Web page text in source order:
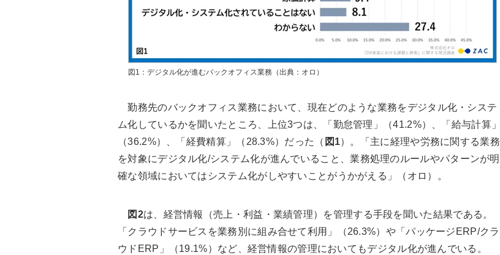
図1：デジタル化が進むバックオフィス業務（出典：オロ）
勤務先のバックオフィス業務において、現在どのような業務をデジタル化・システ
ム化しているかを聞いたところ、上位3つは、「勤怠管理」（41.2%）、「給与計算」
（36.2%）、「経費精算」（28.3%）だった（ 図1）。「主に経理や労務に関する業務
を対象にデジタル化/システム化が進んでいること、業務処理のルールやパターンが明
確な領域においてはシステム化がしやすいことがうかがえる」（オロ）。
図2は、経営情報（売上・利益・業績管理）を管理する手段を聞いた結果である。
「クラウドサービスを業務別に組み合せて利用」（26.3%）や「パッケージERP/クラ
ウドERP」（19.1%）など、経営情報の管理においてもデジタル化が進んでいる。